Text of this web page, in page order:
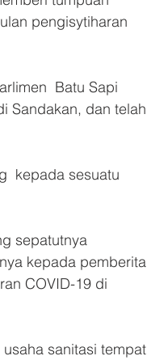
pengisytiharan
Batu Sapi
Sandakan, dan telah
kepada sesuatu
sepatutnya
kepada pemberita
COVID-19 di
sanitasi tempat